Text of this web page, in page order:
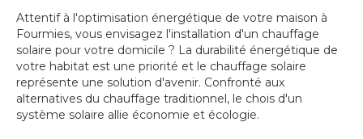
Attentif à l'optimisation énergétique de votre maison à
Fourmies, vous envisagez l'installation d'un chauffage
solaire pour votre domicile ? La durabilité énergétique de
votre habitat est une priorité et le chauffage solaire
représente une solution d'avenir. Confronté aux
alternatives du chauffage traditionnel, le chois d'un
système solaire allie économie et écologie.